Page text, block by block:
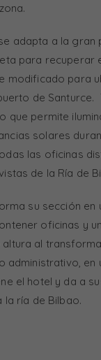
adapta a la gran
para recuperar
modificado para
de Santurce.
que permite
solares
las oficinas
de la Ría de
su sección en
oficinas y
al
administrativo, en
el hotel y da a
ría de Bilbao.